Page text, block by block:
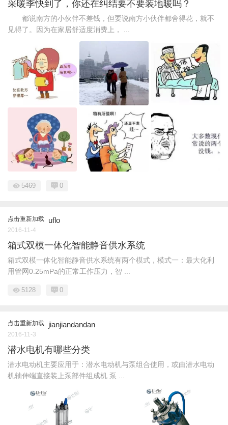
采暖季快到了，你还在纠结要不要装地暖吗？
都说南方的小伙伴不差钱，但要说南方小伙伴都舍得花，就不
见得了。因为在家居舒适度消费上， ...
5469 0
点击重新加载 uflo
2016-11-4
箱式双模一体化智能静音供水系统
箱式双模一体化智能静音供水系统有两个模式，模式一：最大化利
用管网0.25mPa的正常工作压力，智 ...
5128 0
点击重新加载 jianjiandandan
2016-11-3
潜水电机有哪些分类
潜水电动机主要应用于：潜水电动机与泵组合使用，或由潜水电动
机轴伸端直接装上泵部件组成机 泵 ...